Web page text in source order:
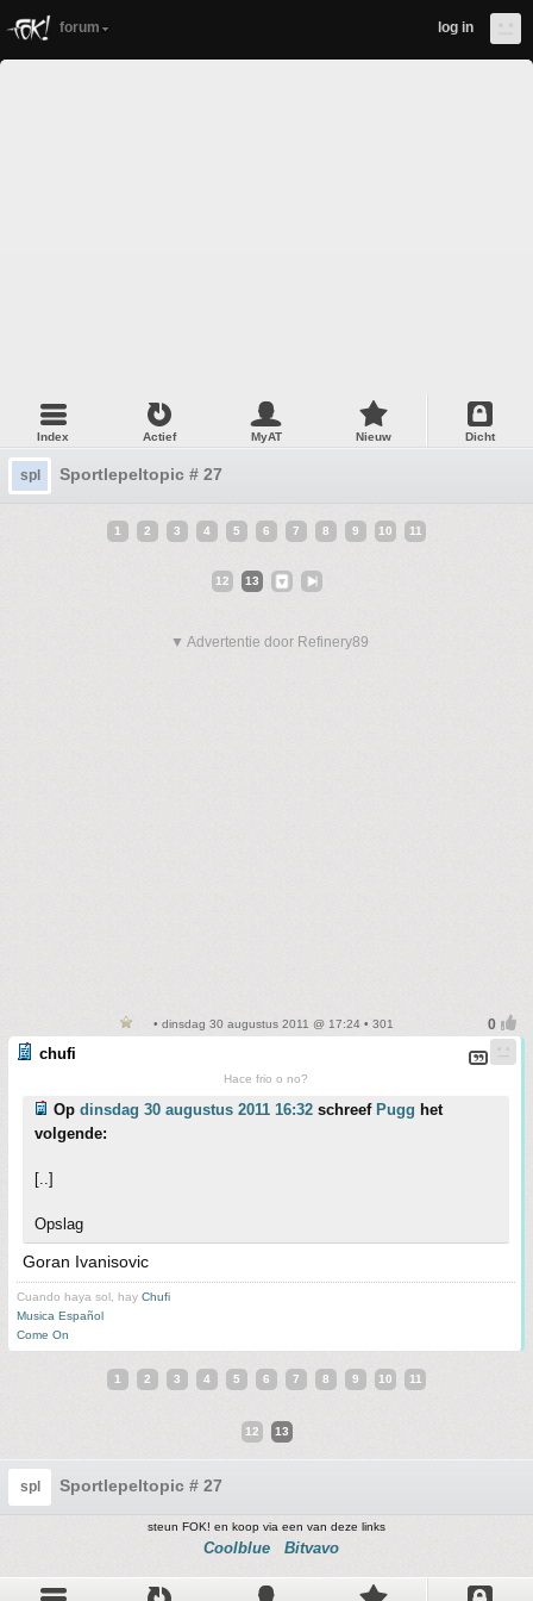
forum log in
Index Actief MyAT Nieuw Dicht
spl Sportlepeltopic # 27
1 2 3 4 5 6 7 8 9 10 11
12 13
▼ Advertentie door Refinery89
• dinsdag 30 augustus 2011 @ 17:24 • 301
chufi
Hace frio o no?
Op dinsdag 30 augustus 2011 16:32 schreef Pugg het
volgende:
[..]
Opslag
Goran Ivanisovic
Cuando haya sol, hay Chufi
Musica Español
Come On
1 2 3 4 5 6 7 8 9 10 11
12 13
spl Sportlepeltopic # 27
steun FOK! en koop via een van deze links
Coolblue Bitvavo